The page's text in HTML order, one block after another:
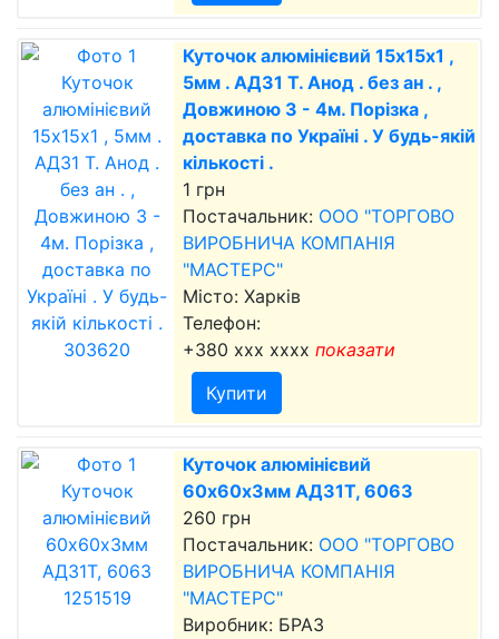
Куточок алюмінієвий 15х15х1 ,
5мм . АД31 Т. Анод . без ан . ,
Довжиною 3 - 4м. Порізка ,
доставка по Україні . У будь-якій
кількості .
1 грн
Постачальник: ООО "ТОРГОВО
ВИРОБНИЧА КОМПАНІЯ
"МАСТЕРС"
Місто: Харків
Телефон:
+380 xxx xxxx показати
Купити
Куточок алюмінієвий
60х60х3мм АД31Т, 6063
260 грн
Постачальник: ООО "ТОРГОВО
ВИРОБНИЧА КОМПАНІЯ
"МАСТЕРС"
Виробник: БРАЗ